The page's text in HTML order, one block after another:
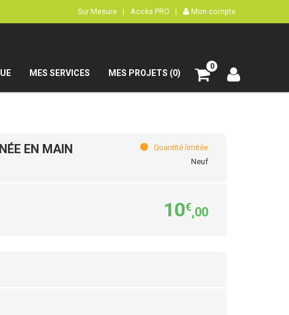
Sur Mesure | Accès PRO | Mon compte
MES SERVICES MES PROJETS (0)
0
EN MAIN
Quantité limitée
Neuf
10€,00